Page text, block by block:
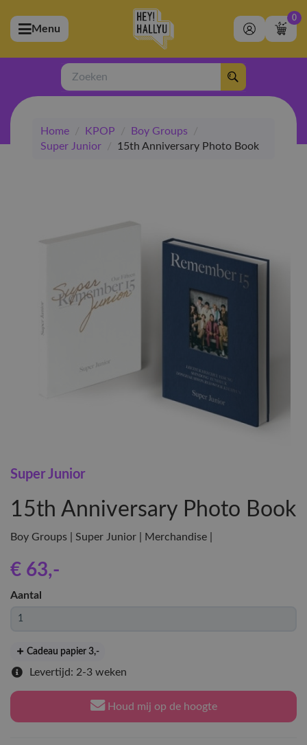
(Artiesten)
(Merchandise)
(Exclusive)
(Winkel)
Menu
0
Zoeken
Home / KPOP / Boy Groups
/
Super Junior
/ 15th Anniversary Photo Book
Super Junior
15th Anniversary Photo Book
Boy Groups | Super Junior | Merchandise |
€ 63,-
Aantal
Cadeau papier 3,-
Levertijd: 2-3 weken
Houd mij op de hoogte